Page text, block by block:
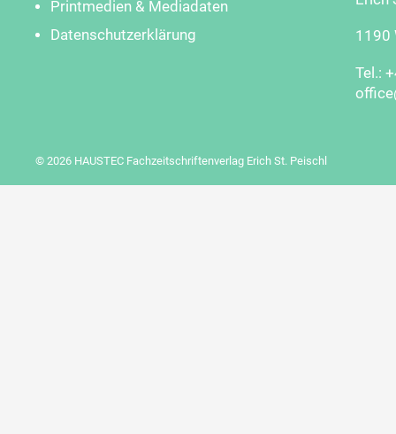
Printmedien & Mediadaten
Datenschutzerklärung
1190
Tel.:
© 2026 HAUSTEC Fachzeitschriftenverlag Erich St. Peischl